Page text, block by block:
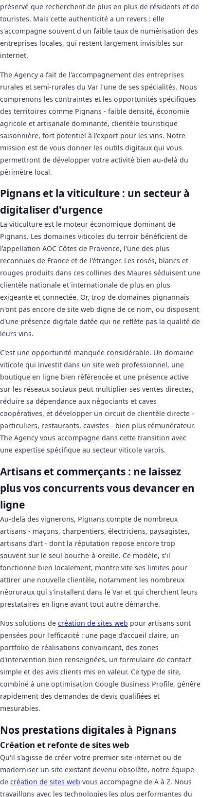
préservé que recherchent de plus en plus de résidents et de
touristes. Mais cette authenticité a un revers : elle
s'accompagne souvent d'un faible taux de numérisation des
entreprises locales, qui restent largement invisibles sur
internet.
The Agency a fait de l'accompagnement des entreprises
rurales et semi-rurales du Var l'une de ses spécialités. Nous
comprenons les contraintes et les opportunités spécifiques
des territoires comme Pignans - faible densité, économie
agricole et artisanale dominante, clientèle touristique
saisonnière, fort potentiel à l'export pour les vins. Notre
mission est de vous donner les outils digitaux qui vous
permettront de développer votre activité bien au-delà du
périmètre local.
Pignans et la viticulture : un secteur à
digitaliser d'urgence
La viticulture est le moteur économique dominant de
Pignans. Les domaines viticoles du terroir bénéficient de
l'appellation AOC Côtes de Provence, l'une des plus
reconnues de France et de l'étranger. Les rosés, blancs et
rouges produits dans ces collines des Maures séduisent une
clientèle nationale et internationale de plus en plus
exigeante et connectée. Or, trop de domaines pignannais
n'ont pas encore de site web digne de ce nom, ou disposent
d'une présence digitale datée qui ne reflète pas la qualité de
leurs vins.
C'est une opportunité manquée considérable. Un domaine
viticole qui investit dans un site web professionnel, une
boutique en ligne bien référencée et une présence active
sur les réseaux sociaux peut multiplier ses ventes directes,
réduire sa dépendance aux négociants et caves
coopératives, et développer un circuit de clientèle directe -
particuliers, restaurants, cavistes - bien plus rémunérateur.
The Agency vous accompagne dans cette transition avec
une expertise spécifique au secteur viticole varois.
Artisans et commerçants : ne laissez
plus vos concurrents vous devancer en
ligne
Au-delà des vignerons, Pignans compte de nombreux
artisans - maçons, charpentiers, électriciens, paysagistes,
artisans d'art - dont la réputation repose encore trop
souvent sur le seul bouche-à-oreille. Ce modèle, s'il
fonctionne bien localement, montre vite ses limites pour
attirer une nouvelle clientèle, notamment les nombreux
néoruraux qui s'installent dans le Var et qui cherchent leurs
prestataires en ligne avant tout autre démarche.
Nos solutions de création de sites web pour artisans sont
pensées pour l'efficacité : une page d'accueil claire, un
portfolio de réalisations convaincant, des zones
d'intervention bien renseignées, un formulaire de contact
simple et des avis clients mis en valeur. Ce type de site,
combiné à une optimisation Google Business Profile, génère
rapidement des demandes de devis qualifiées et
mesurables.
Nos prestations digitales à Pignans
Création et refonte de sites web
Qu'il s'agisse de créer votre premier site internet ou de
moderniser un site existant devenu obsolète, notre équipe
de création de sites web vous accompagne de A à Z. Nous
travaillons avec les technologies les plus performantes du